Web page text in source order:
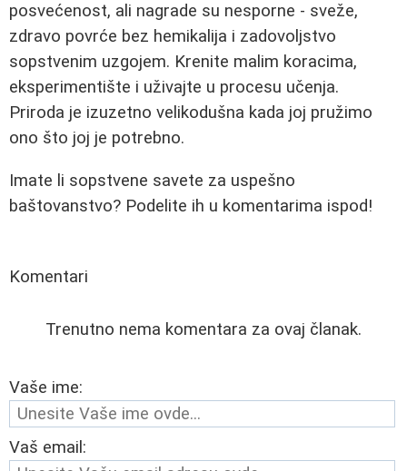
posvećenost, ali nagrade su nesporne - sveže,
zdravo povrće bez hemikalija i zadovoljstvo
sopstvenim uzgojem. Krenite malim koracima,
eksperimentište i uživajte u procesu učenja.
Priroda je izuzetno velikodušna kada joj pružimo
ono što joj je potrebno.
Imate li sopstvene savete za uspešno
baštovanstvo? Podelite ih u komentarima ispod!
Komentari
Trenutno nema komentara za ovaj članak.
Vaše ime:
Vaš email: